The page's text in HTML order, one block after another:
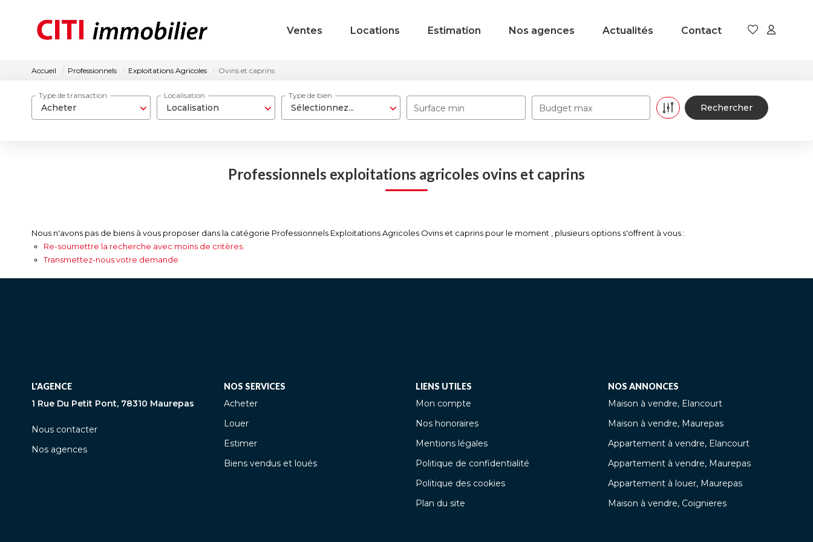
Ventes Locations Estimation Nos agences Actualités Contact
Accueil Professionnels Exploitations Agricoles Ovins et caprins
Acheter
Type de transaction
Localisation
Localisation
Sélectionnez...
Type de bien
Surface min Budget max
Professionnels exploitations agricoles ovins et caprins
Nous n'avons pas de biens à vous proposer dans la catégorie Professionnels Exploitations Agricoles Ovins et caprins pour le moment , plusieurs options s'offrent à vous :
Re-soumettre la recherche avec moins de critères.
Transmettez-nous votre demande
L'AGENCE
1 Rue Du Petit Pont, 78310 Maurepas
Nous contacter
Nos agences
NOS SERVICES
Acheter
Louer
Estimer
Biens vendus et loués
LIENS UTILES
Mon compte
Nos honoraires
Mentions légales
Politique de confidentialité
Politique des cookies
Plan du site
NOS ANNONCES
Maison à vendre, Elancourt
Maison à vendre, Maurepas
Appartement à vendre, Elancourt
Appartement à vendre, Maurepas
Appartement à louer, Maurepas
Maison à vendre, Coignieres